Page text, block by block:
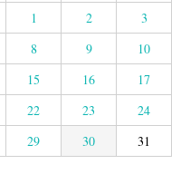
1 2
3
8 9
10
15 16
17
22 23
24
29 30 31